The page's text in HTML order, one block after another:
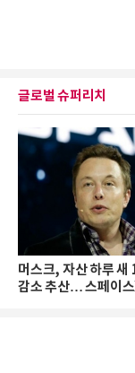
글로벌 슈퍼리치
머스크, 자산 하루 새
감소 추산… 스페이스